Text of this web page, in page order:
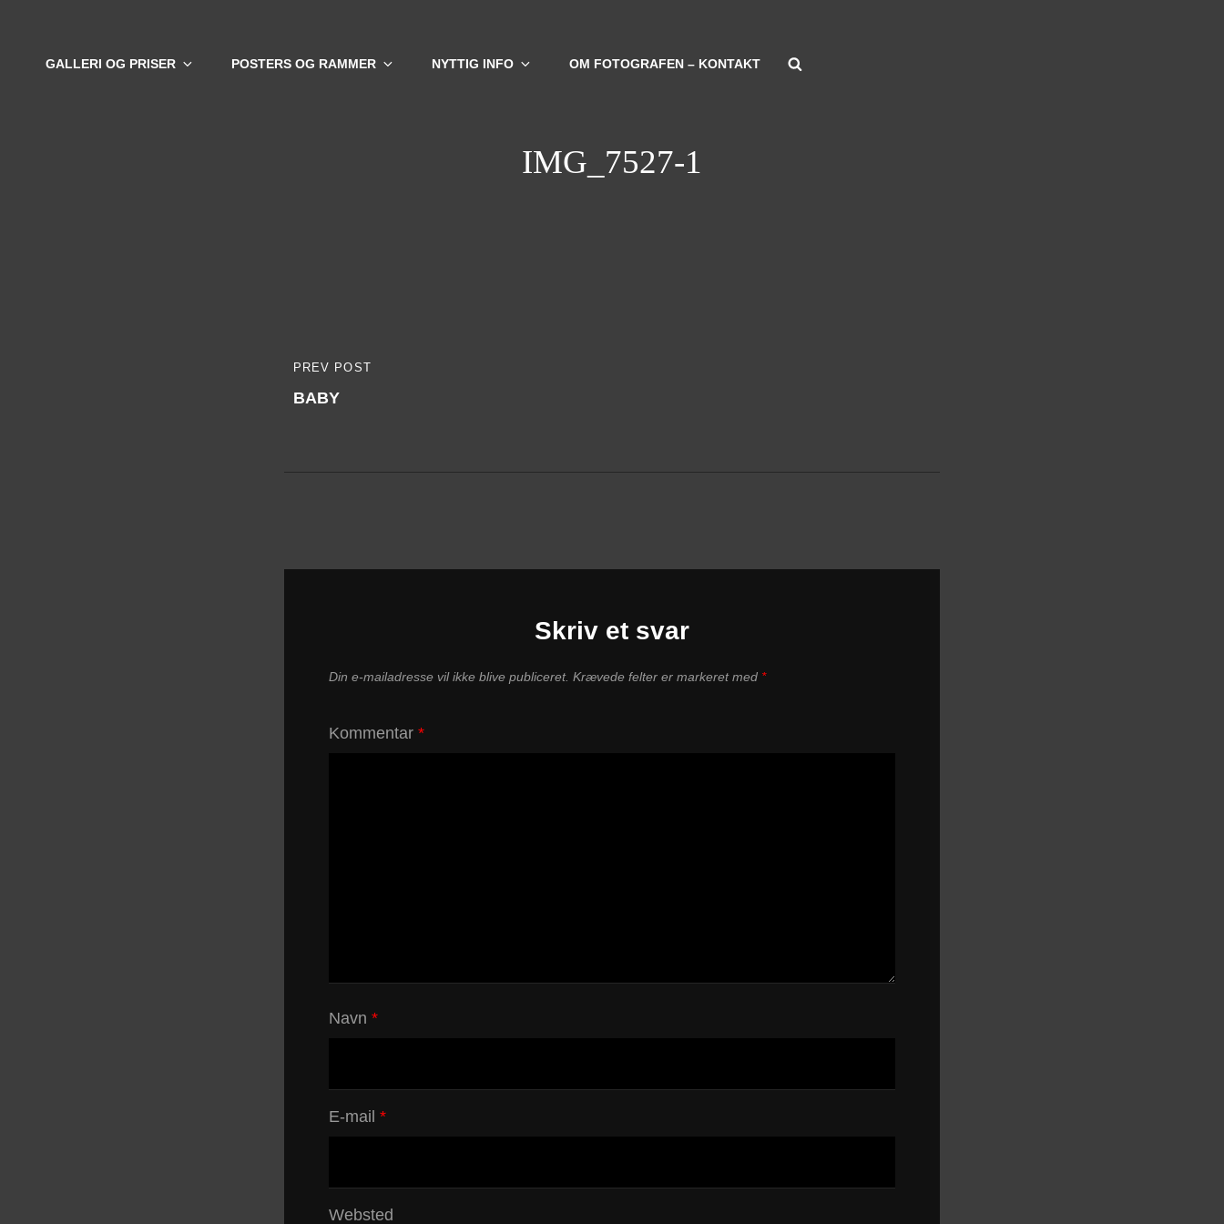
GALLERI OG PRISER POSTERS OG RAMMER NYTTIG INFO OM FOTOGRAFEN – KONTAKT
IMG_7527-1
Indlægsnavigation
PREVIOUS
POST
PREV POST
BABY
Skriv et svar
Din e-mailadresse vil ikke blive publiceret. Krævede felter er markeret med *
Kommentar *
Navn *
E-mail *
Websted